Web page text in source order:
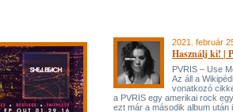
2021. február
Használj ki! |
PVRIS – Use
Az áll a
vonatkozó
a PVRIS egy amerikai rock
ezt már a második album után